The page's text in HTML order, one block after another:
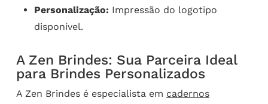
Personalização: Impressão do logotipo
disponível.
A Zen Brindes: Sua Parceira Ideal
para Brindes Personalizados
A Zen Brindes é especialista em cadernos